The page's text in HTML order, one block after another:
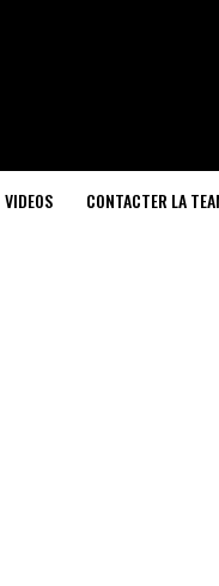
VIDEOS CONTACTER LA